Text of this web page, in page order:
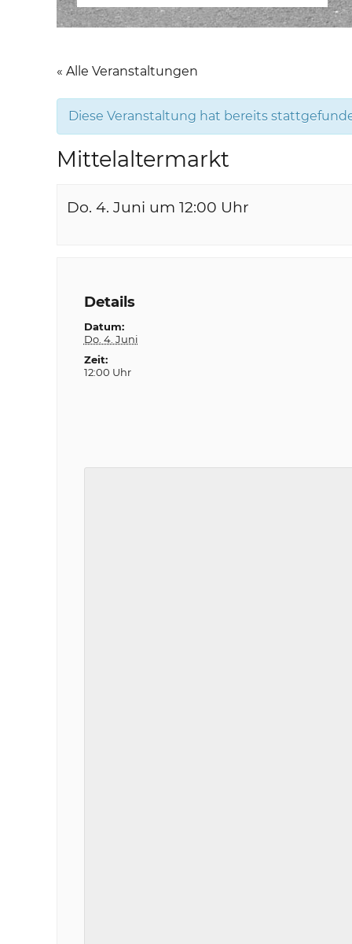
« Alle Veranstaltungen
Diese Veranstaltung hat bereits
Mittelaltermarkt
Do. 4. Juni um 12:00 Uhr
Details
Datum:
Do. 4. Juni
Zeit:
12:00 Uhr